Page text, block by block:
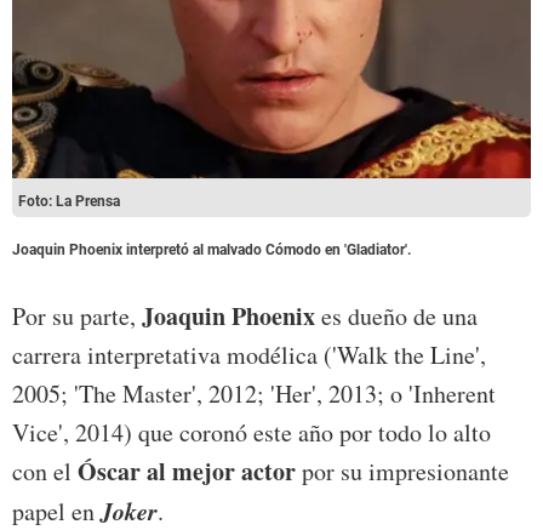
Foto: La Prensa
Joaquin Phoenix interpretó al malvado Cómodo en 'Gladiator'.
Por su parte, Joaquin Phoenixes dueño de una
carrera interpretativa modélica ('Walk the Line',
2005; 'The Master', 2012; 'Her', 2013; o 'Inherent
Vice', 2014) que coronó este año por todo lo alto
con el Óscar al mejor actorpor su impresionante
papel enJoker.